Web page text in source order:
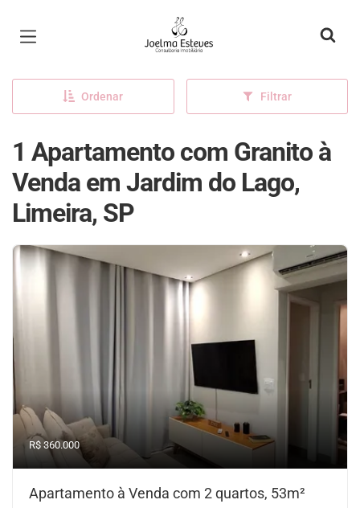
Página inicial
Ordenar Filtrar
1 Apartamento com Granito à
Venda em Jardim do Lago,
Limeira, SP
R$ 360.000
Apartamento à Venda com 2 quartos, 53m²